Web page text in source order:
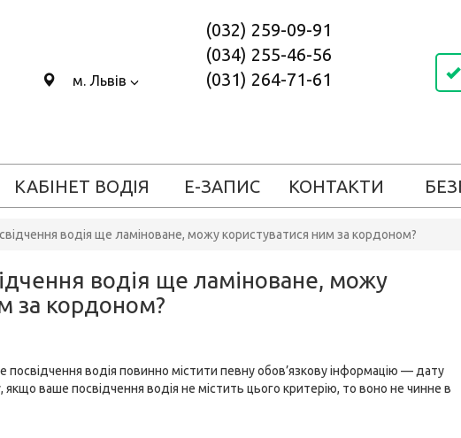
м. Львів
(032) 259-09-91
(034) 255-46-56
(031) 264-71-61
КАБІНЕТ ВОДІЯ Е-ЗАПИС КОНТАКТИ
водія ще ламіноване, можу користуватися ним за кордоном?
водія ще ламіноване, можу
за кордоном?
посвідчення водія повинно містити певну обов’язкову інформацію — дату
якщо ваше посвідчення водія не містить цього критерію, то воно не чинне в